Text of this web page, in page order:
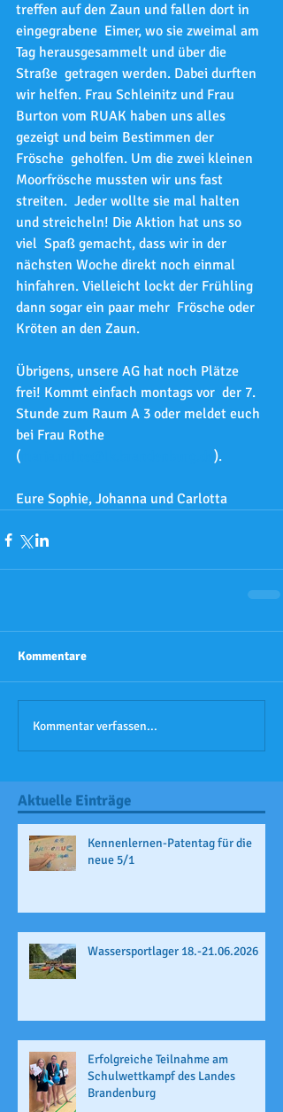
treffen auf den Zaun und fallen dort in
eingegrabene  Eimer, wo sie zweimal am
Tag herausgesammelt und über die
Straße  getragen werden. Dabei durften
wir helfen. Frau Schleinitz und Frau
Burton vom RUAK haben uns alles
gezeigt und beim Bestimmen der
Frösche  geholfen. Um die zwei kleinen
Moorfrösche mussten wir uns fast
streiten.  Jeder wollte sie mal halten
und streicheln! Die Aktion hat uns so
viel  Spaß gemacht, dass wir in der
nächsten Woche direkt noch einmal
hinfahren. Vielleicht lockt der Frühling
dann sogar ein paar mehr  Frösche oder
Kröten an den Zaun.
Übrigens, unsere AG hat noch Plätze
frei! Kommt einfach montags vor  der 7.
Stunde zum Raum A 3 oder meldet euch
bei Frau Rothe
(
).
Eure Sophie, Johanna und Carlotta
Kommentare
Kommentar verfassen...
Aktuelle Einträge
Kennenlernen-Patentag für die
neue 5/1
Wassersportlager 18.-21.06.2026
Erfolgreiche Teilnahme am
Schulwettkampf des Landes
Brandenburg